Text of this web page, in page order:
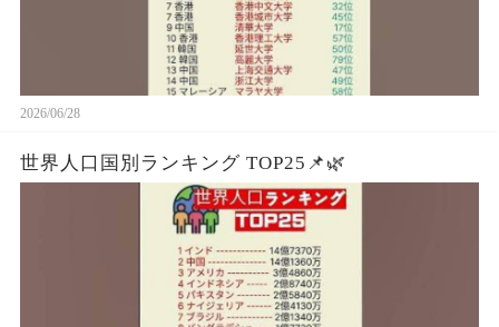
2026/06/28
世界人口国別ランキング TOP25📌🌿